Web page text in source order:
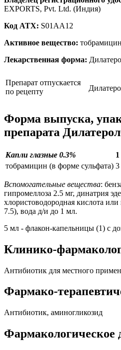
EXPORTS, Pvt. Ltd. (Индия)
Код ATX: S01AA12
Активное вещество: тобрамицин
Лекарственная форма:
Препарат отпускается
по рецепту
Форма выпуска,
препарата
Капли глазные 0.3%
тобрамицин (в форме сульфата) 3
Вспомогательные вещества:
гипромеллоза 2.5 мг, динатрия
хлористоводородная кислота
7.5), вода д/и до 1 мл.
5 мл - флакон-капельницы (1) с
Клинико-
Антибиотик для местного
Фармако-
Антибиотик, аминогликозид
Фармакологическое